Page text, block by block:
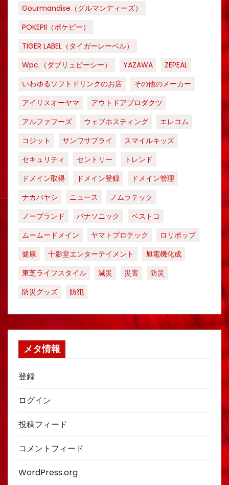
Gourmandise（グルマンディーズ）
POKEPII（ポケピー）
TIGER LABEL（タイガーレーベル）
Wpc.（ダブリュピーシー）
YAZAWA
ZEPEAL
いわゆるソフトドリンクのお店
その他のメーカー
アイリスオーヤマ
アウトドアプロダクツ
アルファフーズ
ウェブホスティング
エレコム
コジット
サンワサプライ
スマイルキッズ
セキュリティ
セントリー
トレンド
ドメイン取得
ドメイン登録
ドメイン管理
ナカバヤシ
ニュース
ノムラテック
ノーブランド
パナソニック
ベストコ
ムームードメイン
ヤマトプロテック
ロリポップ
健康
十影堂エンターテイメント
旭電機化成
東芝ライフスタイル
減災 災害
防災
防災グッズ
防犯
メタ情報
登録
ログイン
投稿フィード
コメントフィード
WordPress.org